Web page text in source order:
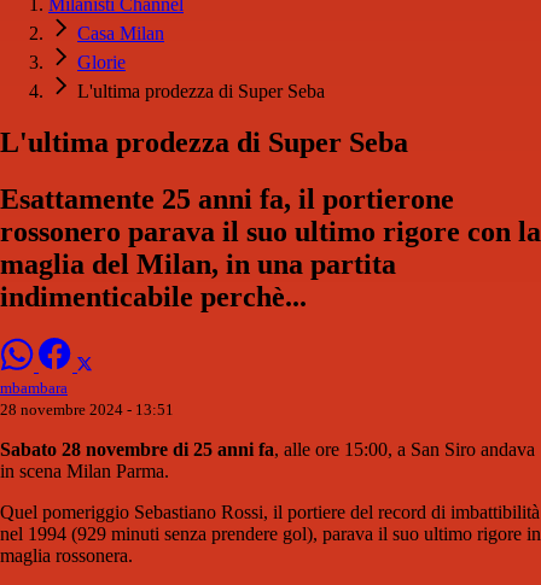
Milanisti Channel
Casa Milan
Glorie
L'ultima prodezza di Super Seba
L'ultima prodezza di Super Seba
Esattamente 25 anni fa, il portierone
rossonero parava il suo ultimo rigore con la
maglia del Milan, in una partita
indimenticabile perchè...
mbambara
28 novembre 2024 - 13:51
Sabato 28 novembre di 25 anni fa, alle ore 15:00, a San Siro andava
in scena Milan Parma.
Quel pomeriggio Sebastiano Rossi, il portiere del record di imbattibilità
nel 1994 (929 minuti senza prendere gol), parava il suo ultimo rigore in
maglia rossonera.